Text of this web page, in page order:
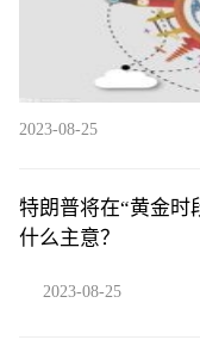
2023-08-25
特朗普将在“黄金时
什么主意？
2023-08-25